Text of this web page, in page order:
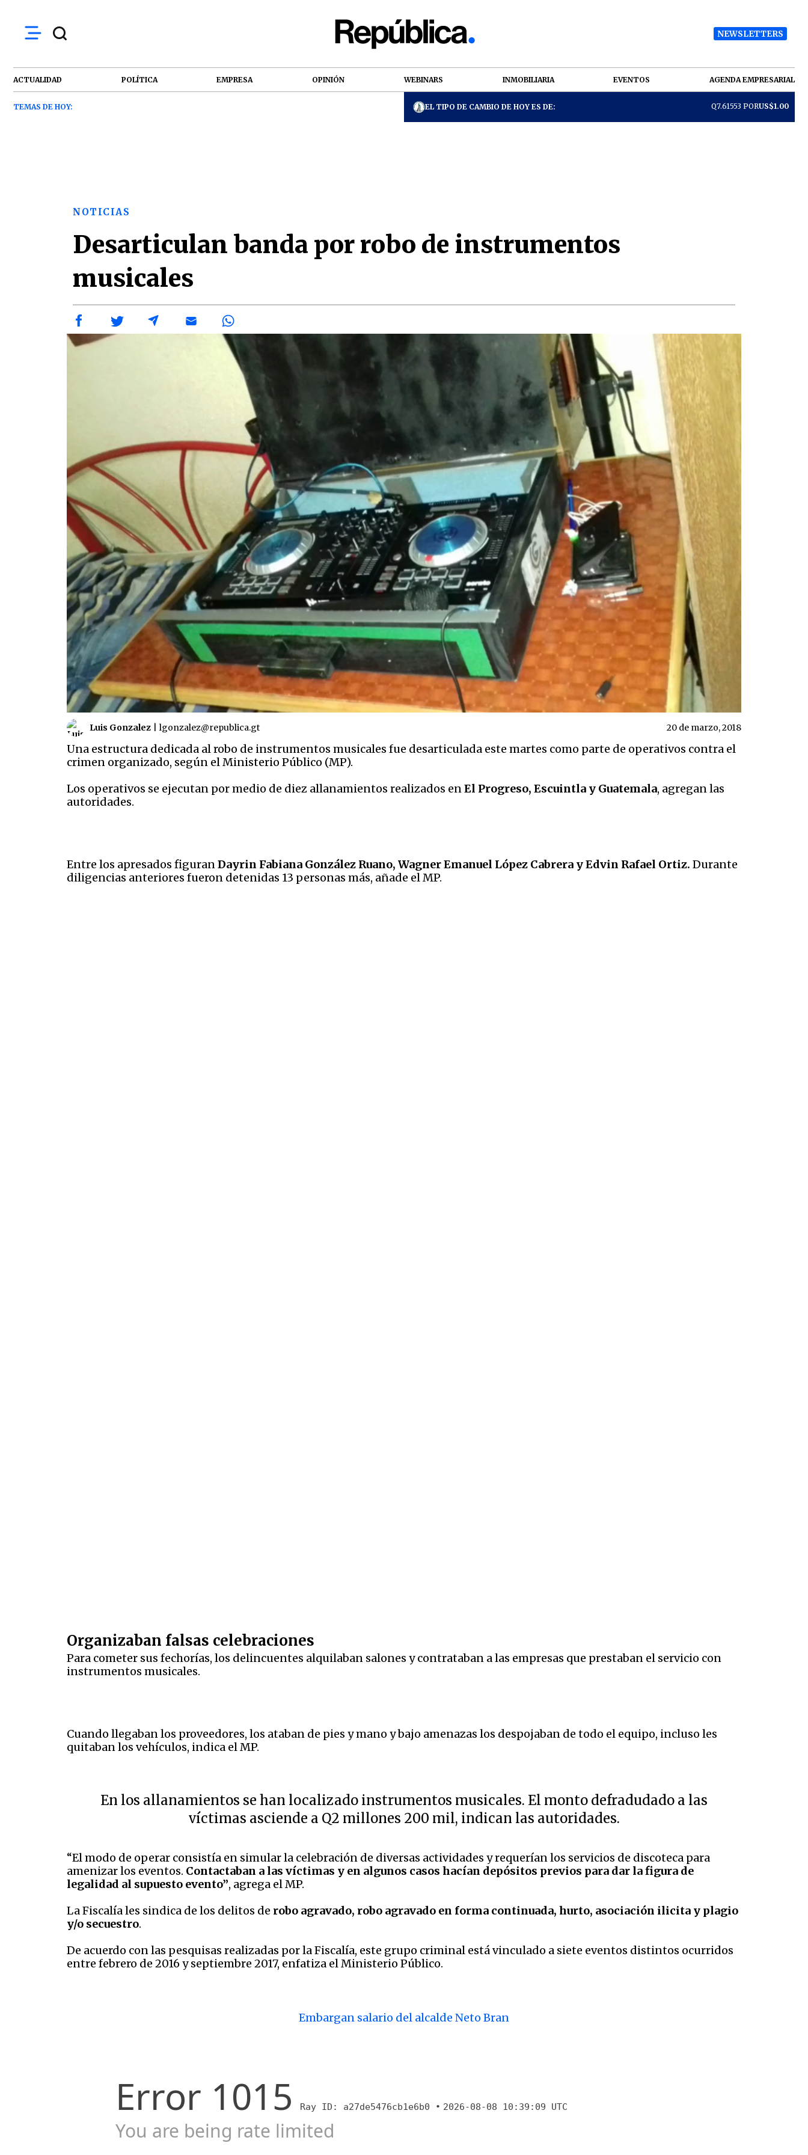
NEWSLETTERS
ACTUALIDAD POLÍTICA EMPRESA OPINIÓN WEBINARS INMOBILIARIA EVENTOS AGENDA EMPRESARIAL
TEMAS DE HOY: EL TIPO DE CAMBIO DE HOY ES DE: Q7.61553 PORUS$1.00
NOTICIAS
Desarticulan banda por robo de instrumentos
musicales
Luis Gonzalez lgonzalez@republica.gt 20 de marzo, 2018
Una estructura dedicada al robo de instrumentos musicales fue desarticulada este martes como parte de operativos contra el
crimen organizado, según el Ministerio Público (MP).
Los operativos se ejecutan por medio de diez allanamientos realizados enEl Progreso, Escuintla y Guatemala, agregan las
autoridades.
Entre los apresados figuranDayrin Fabiana González Ruano, Wagner Emanuel López Cabrera y Edvin Rafael Ortiz. Durante
diligencias anteriores fueron detenidas 13 personas más, añade el MP.
Organizaban falsas celebraciones
Para cometer sus fechorías, los delincuentes alquilaban salones y contrataban a las empresas que prestaban el servicio con
instrumentos musicales.
Cuando llegaban los proveedores, los ataban de pies y mano y bajo amenazas los despojaban de todo el equipo, incluso les
quitaban los vehículos, indica el MP.
En los allanamientos se han localizado instrumentos musicales. El monto defradudado a las
víctimas asciende a Q2 millones 200 mil, indican las autoridades.
“El modo de operar consistía en simular la celebración de diversas actividades y requerían los servicios de discoteca para
amenizar los eventos. Contactaban a las víctimas y en algunos casos hacían depósitos previos para dar la figura de
legalidad al supuesto evento”, agrega el MP.
La Fiscalía les sindica de los delitos de robo agravado, robo agravado en forma continuada, hurto, asociación ilicita y plagio
y/o secuestro.
De acuerdo con las pesquisas realizadas por la Fiscalía, este grupo criminal está vinculado a siete eventos distintos ocurridos
entre febrero de 2016 y septiembre 2017, enfatiza el Ministerio Público.
Embargan salario del alcalde Neto Bran